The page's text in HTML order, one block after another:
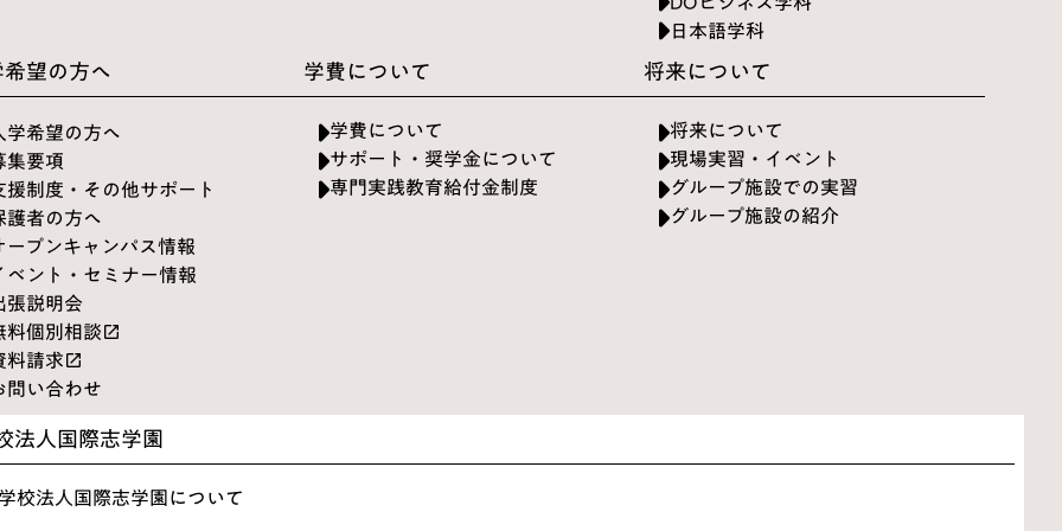
日本語学科
望の方へ
学希望の方へ
集要項
制度・その他サポート
護者の方へ
ープンキャンパス情報
ベント・セミナー情報
張説明会
料個別相談launch
請求launch
問い合わせ
学費について
学費について
サポート・奨学金について
専門実践教育給付金制度
将来について
将来について
現場実習・イベント
グループ施設での実習
グループ施設の紹介
法人国際志学園
校法人国際志学園について